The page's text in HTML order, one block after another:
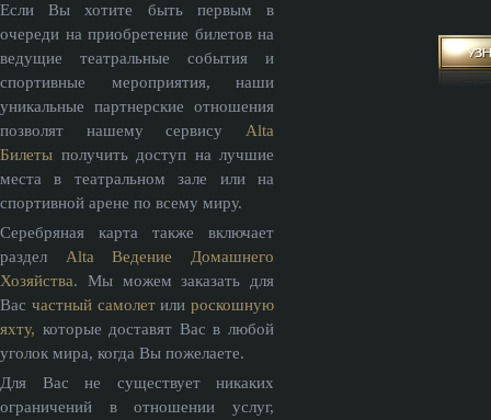
Если Вы хотите быть первым в
очереди на приобретение билетов на
ведущие театральные события и
спортивные мероприятия, наши
уникальные партнерские отношения
позволят нашему сервису Alta
Билеты получить доступ на лучшие
места в театральном зале или на
спортивной арене по всему миру.
Серебряная карта также включает
раздел Alta Ведение Домашнего
Хозяйства. Мы можем заказать для
Вас частный самолетили роскошную
яхту, которые доставят Вас в любой
уголок мира, когда Вы пожелаете.
Для Вас не существует никаких
ограничений в отношении услуг,